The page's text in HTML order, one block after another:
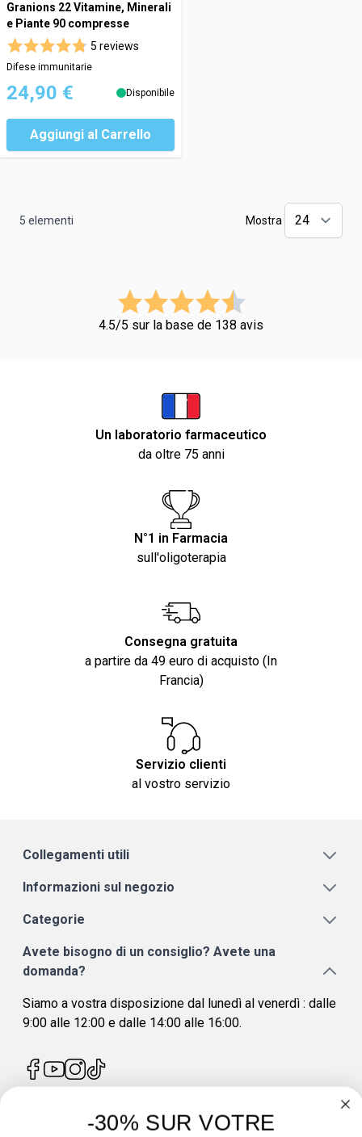
Granions 22 Vitamine, Minerali
e Piante 90 compresse
5 reviews
Difese immunitarie
24,90 € Disponibile
Aggiungi al Carrello
5 elementi Mostra
4.5/5 sur la base de 138 avis
Un laboratorio farmaceutico
da oltre 75 anni
N°1 in Farmacia
sull'oligoterapia
Consegna gratuita
a partire da 49 euro di acquisto (In
Francia)
Servizio clienti
al vostro servizio
Collegamenti utili
Informazioni sul negozio
Categorie
Avete bisogno di un consiglio? Avete una
domanda?
Siamo a vostra disposizione dal lunedì al venerdì : dalle
9:00 alle 12:00 e dalle 14:00 alle 16:00.
-30% SUR VOTRE